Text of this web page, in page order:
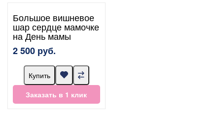
Большое вишневое
шар сердце мамочке
на День мамы
2 500 руб.
Купить
Заказать в 1 клик